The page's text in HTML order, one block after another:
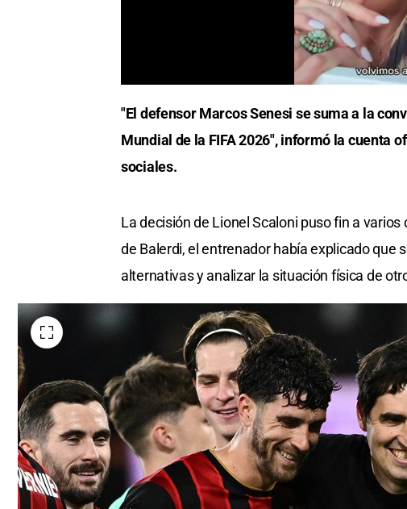
"El defensor Marcos Senesi se suma a la
Mundial de la FIFA 2026", informó la cuenta
sociales.
La decisión de Lionel Scaloni puso fin a
de Balerdi, el entrenador había explicado
alternativas y analizar la situación física de